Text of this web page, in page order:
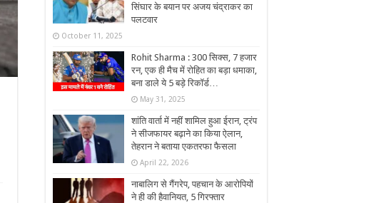
सिंघार के बयान पर अजय चंद्राकर का
पलटवार
October 11, 2025
Rohit Sharma : 300 सिक्स, 7 हजार
रन, एक ही मैच में रोहित का बड़ा धमाका,
बना डाले ये 5 बड़े रिकॉर्ड…
May 31, 2025
शांति वार्ता में नहीं शामिल हुआ ईरान, ट्रंप
ने सीजफायर बढ़ाने का किया ऐलान,
तेहरान ने बताया एकतरफा फैसला
April 22, 2026
नाबालिग से गैंगरेप, पहचान के आरोपियों
ने ही की हैवानियत, 5 गिरफ्तार